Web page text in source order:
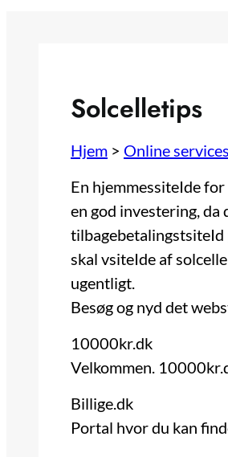
Solcelletips
Hjem > Online services
En hjemmessiteIde
en god investering, da
tilbagebetalingstsiteId
skal vsiteIde af
ugentligt.
Besøg og nyd det
10000kr.dk
Velkommen.
Billige.dk
Portal hvor du kan